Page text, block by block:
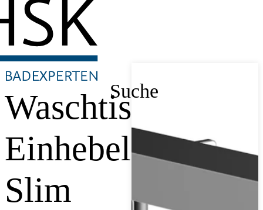
Suche
Waschtisch-
Einhebelmischer
Slim